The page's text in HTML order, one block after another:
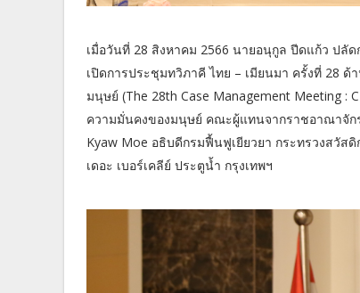
เมื่อวันที่ 28 สิงหาคม 2566 นายอนุกูล ปีดแก้ว ป
เปิดการประชุมทวิภาคี ไทย – เมียนมา ครั้งที่ 28
มนุษย์ (The 28th Case Management Meeting
ความมั่นคงของมนุษย์ คณะผู้แทนจากราชอาณาจั
Kyaw Moe อธิบดีกรมฟื้นฟูเยียวยา กระทรวงสวัส
เดอะ เบอร์เคลีย์ ประตูน้ำ กรุงเทพฯ